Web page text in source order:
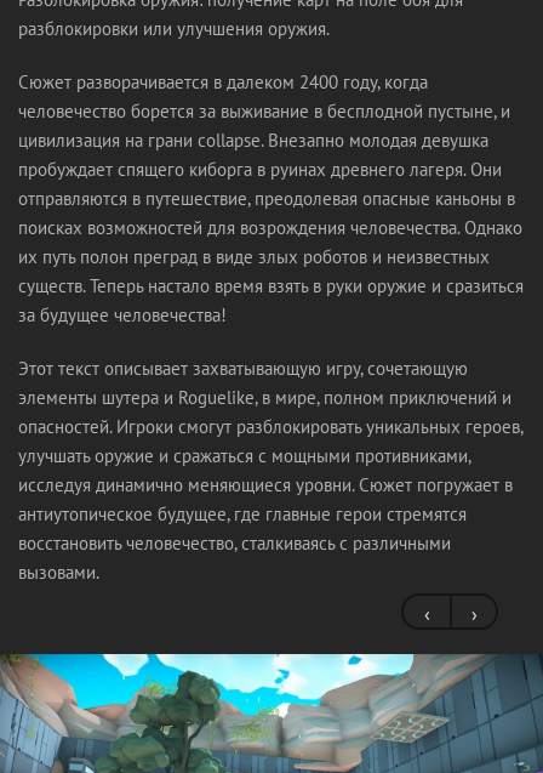
разблокировки или улучшения оружия.
Сюжет разворачивается в далеком 2400 году, когда
человечество борется за выживание в бесплодной пустыне, и
цивилизация на грани collapse. Внезапно молодая девушка
пробуждает спящего киборга в руинах древнего лагеря. Они
отправляются в путешествие, преодолевая опасные каньоны в
поисках возможностей для возрождения человечества. Однако
их путь полон преград в виде злых роботов и неизвестных
существ. Теперь настало время взять в руки оружие и сразиться
за будущее человечества!
Этот текст описывает захватывающую игру, сочетающую
элементы шутера и Roguelike, в мире, полном приключений и
опасностей. Игроки смогут разблокировать уникальных героев,
улучшать оружие и сражаться с мощными противниками,
исследуя динамично меняющиеся уровни. Сюжет погружает в
антиутопическое будущее, где главные герои стремятся
восстановить человечество, сталкиваясь с различными
вызовами.
‹ ›